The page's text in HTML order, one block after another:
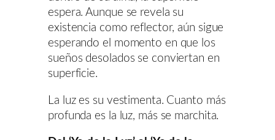
espera. Aunque se revela su
existencia como reflector, aún sigue
esperando el momento en que los
sueños desolados se conviertan en
superficie.
La luz es su vestimenta. Cuanto más
profunda es la luz, más se marchita.